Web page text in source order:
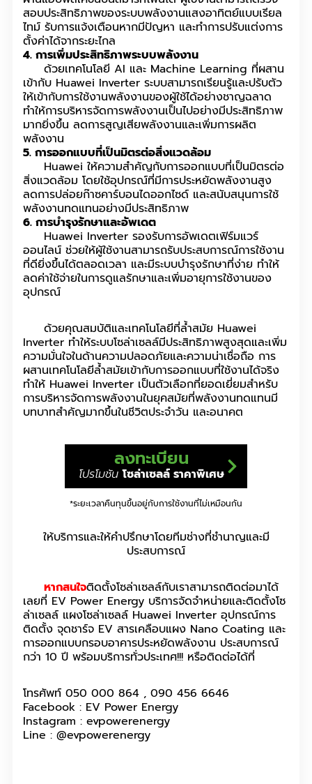
สอบประสิทธิภาพของระบบพลังงานแสงอาทิตย์แบบเรียล
ไทม์ รับการแจ้งเตือนหากมีปัญหา และทำการปรับแต่งการ
ตั้งค่าได้จากระยะไกล
4. การเพิ่มประสิทธิภาพระบบพลังงาน
ด้วยเทคโนโลยี AI และ Machine Learning ที่ผสาน
เข้ากับ Huawei Inverter ระบบสามารถเรียนรู้และปรับตัว
ให้เข้ากับการใช้งานพลังงานของผู้ใช้ได้อย่างชาญฉลาด
ทำให้การบริหารจัดการพลังงานเป็นไปอย่างมีประสิทธิภาพ
มากยิ่งขึ้น ลดการสูญเสียพลังงานและเพิ่มการผลิต
พลังงาน
5. การออกแบบที่เป็นมิตรต่อสิ่งแวดล้อม
Huawei ให้ความสำคัญกับการออกแบบที่เป็นมิตรต่อ
สิ่งแวดล้อม โดยใช้อุปกรณ์ที่มีการประหยัดพลังงานสูง
ลดการปล่อยก๊าซคาร์บอนไดออกไซด์ และสนับสนุนการใช้
พลังงานทดแทนอย่างมีประสิทธิภาพ
6. การบำรุงรักษาและอัพเดต
Huawei Inverter รองรับการอัพเดตเฟิร์มแวร์
ออนไลน์ ช่วยให้ผู้ใช้งานสามารถรับประสบการณ์การใช้งาน
ที่ดียิ่งขึ้นได้ตลอดเวลา และมีระบบบำรุงรักษาที่ง่าย ทำให้
ลดค่าใช้จ่ายในการดูแลรักษาและเพิ่มอายุการใช้งานของ
อุปกรณ์
ด้วยคุณสมบัติและเทคโนโลยีที่ล้ำสมัย Huawei
Inverter ทำให้ระบบโซล่าเซลล์มีประสิทธิภาพสูงสุดและเพิ่ม
ความมั่นใจในด้านความปลอดภัยและความน่าเชื่อถือ การ
ผสานเทคโนโลยีล้ำสมัยเข้ากับการออกแบบที่ใช้งานได้จริง
ทำให้ Huawei Inverter เป็นตัวเลือกที่ยอดเยี่ยมสำหรับ
การบริหารจัดการพลังงานในยุคสมัยที่พลังงานทดแทนมี
บทบาทสำคัญมากขึ้นในชีวิตประจำวัน และอนาคต
ลงทะเบียน
โปรโมชัน โซล่าเซลล์ ราคาพิเศษ
*ระยะเวลาคืนทุนขึ้นอยู่กับการใช้งานที่ไม่เหมือนกัน
ให้บริการและให้คำปรึกษาโดยทีมช่างที่ชำนาญและมี
ประสบการณ์
หากสนใจติดตั้งโซล่าเซลล์กับเราสามารถติดต่อมาได้
เลยที่ EV Power Energy บริการจัดจำหน่ายและติดตั้งโซ
ล่าเซลล์ แผงโซล่าเซลล์ Huawei Inverter อุปกรณ์การ
ติดตั้ง จุดชาร์จ EV สารเคลือบแผง Nano Coating และ
การออกแบบกรอบอาคารประหยัดพลังงาน ประสบการณ์
กว่า 10 ปี พร้อมบริการทั่วประเทศ!!! หรือติดต่อได้ที่
โทรศัพท์ 050 000 864 , 090 456 6646
Facebook : EV Power Energy
Instagram : evpowerenergy
Line : @evpowerenergy